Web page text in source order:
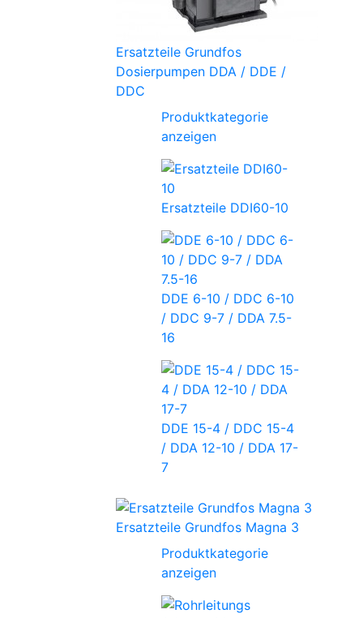
Ersatzteile Grundfos
Dosierpumpen DDA / DDE /
DDC
Produktkategorie
anzeigen
Ersatzteile DDI60-10
DDE 6-10 / DDC 6-10
/ DDC 9-7 / DDA 7.5-
16
DDE 15-4 / DDC 15-4
/ DDA 12-10 / DDA 17-
7
Ersatzteile Grundfos Magna 3
Produktkategorie
anzeigen